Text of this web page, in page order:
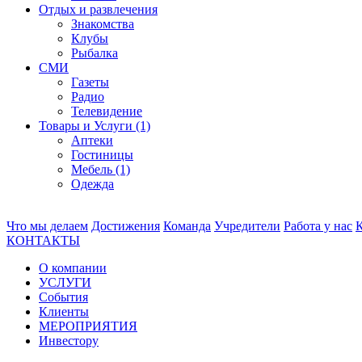
Отдых и развлечения
Знакомства
Клубы
Рыбалка
СМИ
Газеты
Радио
Телевидение
Товары и Услуги (1)
Аптеки
Гостиницы
Мебель (1)
Одежда
Что мы делаем Достижения Команда Учредители Работа у нас
КОНТАКТЫ
О компании
УСЛУГИ
События
Клиенты
МЕРОПРИЯТИЯ
Инвестору